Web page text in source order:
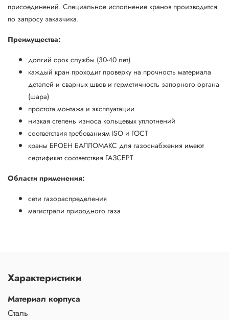
присоединений. Специальное исполнение кранов производится
по запросу заказчика.
Преимущества:
долгий срок службы (30-40 лет)
каждый кран проходит проверку на прочность материала
деталей и сварных швов и герметичность запорного органа
(шара)
простота монтажа и эксплуатации
низкая степень износа кольцевых уплотнений
соответствия требованиям ISO и ГОСТ
краны БРОЕН БАЛЛОМАКС для газоснабжения имеют
сертификат соответствия ГАЗСЕРТ
Области применения:
сети газораспределения
магистрали природного газа
Характеристики
Материал корпуса
Сталь